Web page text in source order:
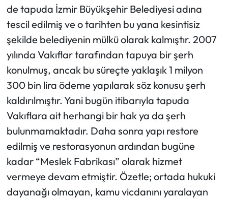
de tapuda İzmir Büyükşehir Belediyesi adına
tescil edilmiş ve o tarihten bu yana kesintisiz
şekilde belediyenin mülkü olarak kalmıştır. 2007
yılında Vakıflar tarafından tapuya bir şerh
konulmuş, ancak bu süreçte yaklaşık 1 milyon
300 bin lira ödeme yapılarak söz konusu şerh
kaldırılmıştır. Yani bugün itibarıyla tapuda
Vakıflara ait herhangi bir hak ya da şerh
bulunmamaktadır. Daha sonra yapı restore
edilmiş ve restorasyonun ardından bugüne
kadar “Meslek Fabrikası” olarak hizmet
vermeye devam etmiştir. Özetle; ortada hukuki
dayanağı olmayan, kamu vicdanını yaralayan